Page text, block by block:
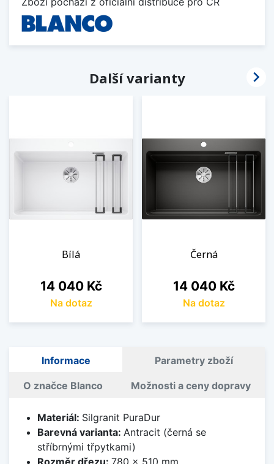
Další varianty
Bílá
Cena
14 040 Kč
Na dotaz
Černá
Cena
14 040 Kč
Na dotaz

Informace Parametry zboží
O značce Blanco Možnosti a ceny dopravy
Materiál: Silgranit PuraDur
Barevná varianta: Antracit (černá se
stříbrnými třpytkami)
Rozměr dřezu: 780 x 510 mm